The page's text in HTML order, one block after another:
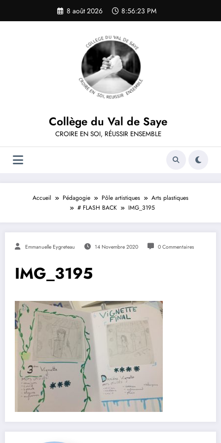
contenu
8 août 2026 8:56:24 PM
Collège du Val de Saye
CROIRE EN SOI, RÉUSSIR ENSEMBLE
Accueil Pédagogie Pôle artistiques
Arts plastiques
# FLASH BACK
IMG_3195
Emmanuelle Eygreteau 14 Novembre 2020 0 Commentaires
IMG_3195